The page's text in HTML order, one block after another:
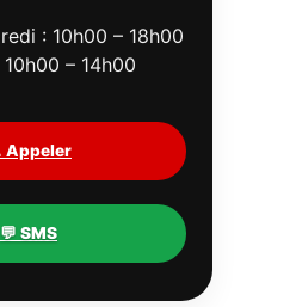
: 10h00 – 18h00
– 14h00
Appeler
💬 SMS